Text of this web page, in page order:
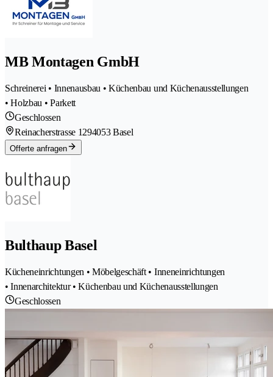
MB Montagen GmbH
Schreinerei • Innenausbau • Küchenbau und Küchenausstellungen
• Holzbau • Parkett
Geschlossen
Reinacherstrasse 1294053 Basel
Offerte anfragen
Bulthaup Basel
Kücheneinrichtungen • Möbelgeschäft • Inneneinrichtungen
• Innenarchitektur • Küchenbau und Küchenausstellungen
Geschlossen